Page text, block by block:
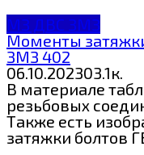
МЗ ДВС ЗМЗ
Моменты
ЗМЗ 402
06.10.202303.1к.
В материале
резьбовых
Также есть
затяжки болтов